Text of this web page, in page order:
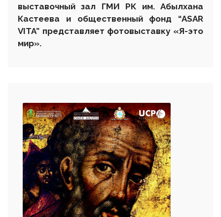
выставочный зал ГМИ РК им. Абылхана
Кастеева и общественный фонд “ASAR
VITA” представляет фотовыставку «Я-это
мир».